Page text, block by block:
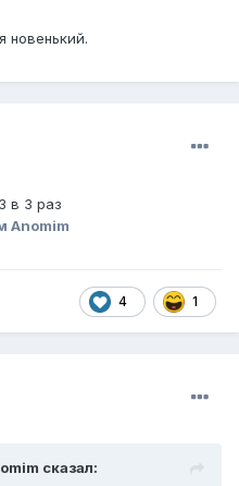
новенький.
в 3 раз
Anomim
4 1
сказал: